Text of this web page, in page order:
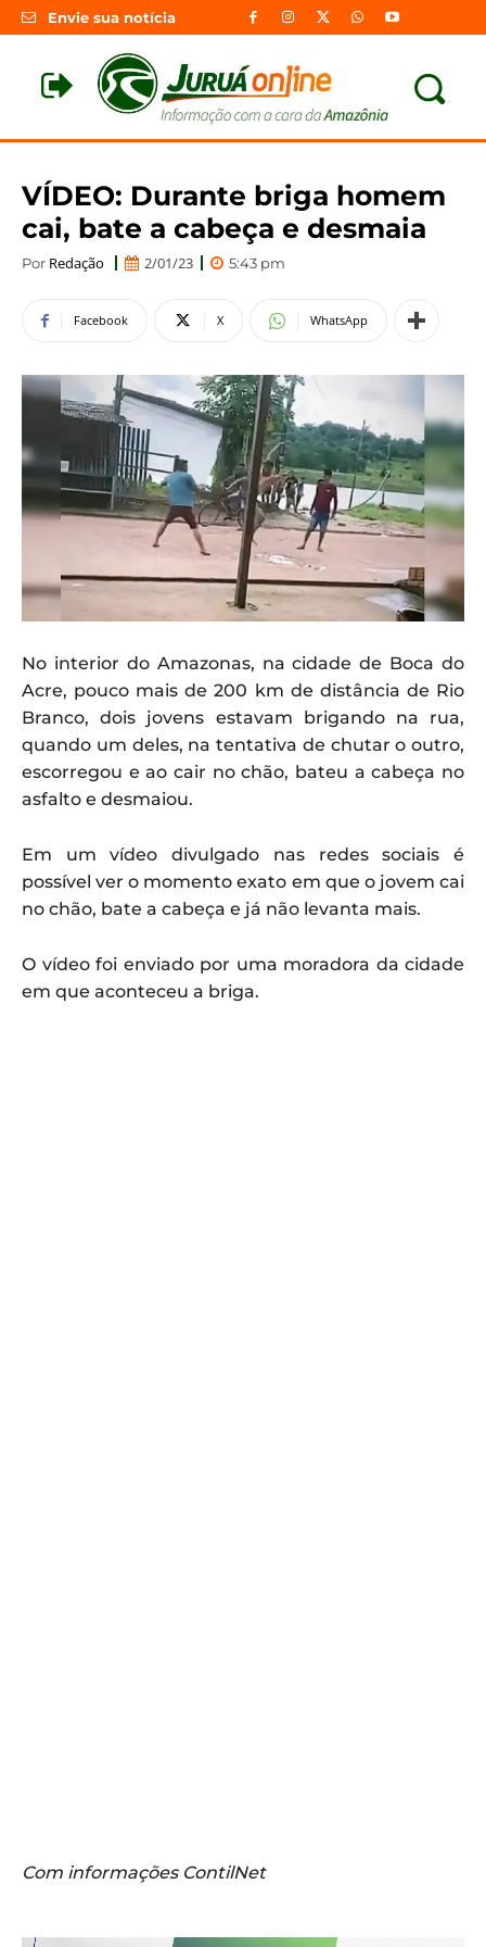
Envie sua notícia
VÍDEO: Durante briga homem
cai, bate a cabeça e desmaia
Por Redação 2/01/23 5:43 pm
Facebook X WhatsApp
No interior do Amazonas, na cidade de Boca do
Acre, pouco mais de 200 km de distância de Rio
Branco, dois jovens estavam brigando na rua,
quando um deles, na tentativa de chutar o outro,
escorregou e ao cair no chão, bateu a cabeça no
asfalto e desmaiou.
Em um vídeo divulgado nas redes sociais é
possível ver o momento exato em que o jovem cai
no chão, bate a cabeça e já não levanta mais.
O vídeo foi enviado por uma moradora da cidade
em que aconteceu a briga.
Com informações ContilNet